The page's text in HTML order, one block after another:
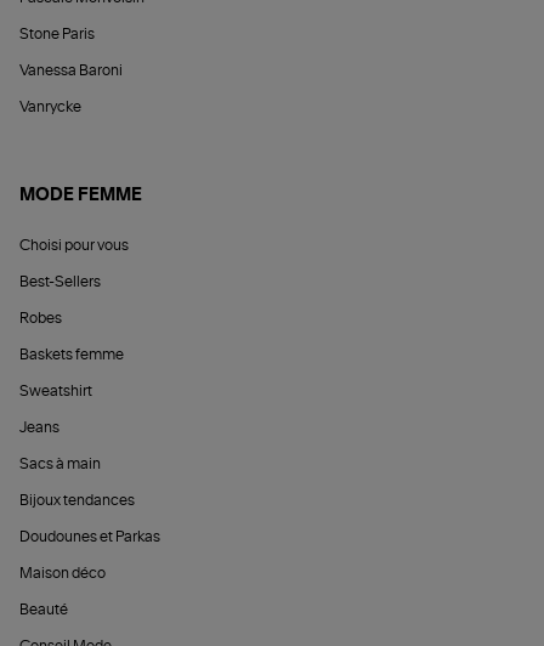
Stone Paris
Vanessa Baroni
Vanrycke
MODE FEMME
Choisi pour vous
Best-Sellers
Robes
Baskets femme
Sweatshirt
Jeans
Sacs à main
Bijoux tendances
Doudounes et Parkas
Maison déco
Beauté